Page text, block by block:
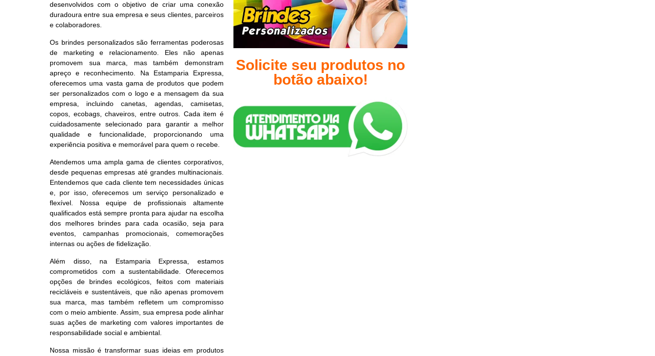
desenvolvidos com o objetivo de criar uma conexão
duradoura entre sua empresa e seus clientes, parceiros
e colaboradores.
Os brindes personalizados são ferramentas poderosas
de marketing e relacionamento. Eles não apenas
promovem sua marca, mas também demonstram
apreço e reconhecimento. Na Estamparia Expressa,
oferecemos uma vasta gama de produtos que podem
ser personalizados com o logo e a mensagem da sua
empresa, incluindo canetas, agendas, camisetas,
copos, ecobags, chaveiros, entre outros. Cada item é
cuidadosamente selecionado para garantir a melhor
qualidade e funcionalidade, proporcionando uma
experiência positiva e memorável para quem o recebe.
Atendemos uma ampla gama de clientes corporativos,
desde pequenas empresas até grandes multinacionais.
Entendemos que cada cliente tem necessidades únicas
e, por isso, oferecemos um serviço personalizado e
flexível. Nossa equipe de profissionais altamente
qualificados está sempre pronta para ajudar na escolha
dos melhores brindes para cada ocasião, seja para
eventos, campanhas promocionais, comemorações
internas ou ações de fidelização.
Além disso, na Estamparia Expressa, estamos
comprometidos com a sustentabilidade. Oferecemos
opções de brindes ecológicos, feitos com materiais
recicláveis e sustentáveis, que não apenas promovem
sua marca, mas também refletem um compromisso
com o meio ambiente. Assim, sua empresa pode alinhar
suas ações de marketing com valores importantes de
responsabilidade social e ambiental.
Nossa missão é transformar suas ideias em produtos
Solicite seu produtos no
botão abaixo!